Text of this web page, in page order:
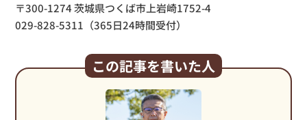
〒300-1274 茨城県つくば市上岩崎1752-4
029-828-5311（365日24時間受付）
この記事を書いた人